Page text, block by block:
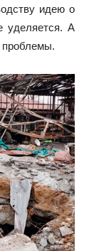
идею о
уделяется. А
проблемы.